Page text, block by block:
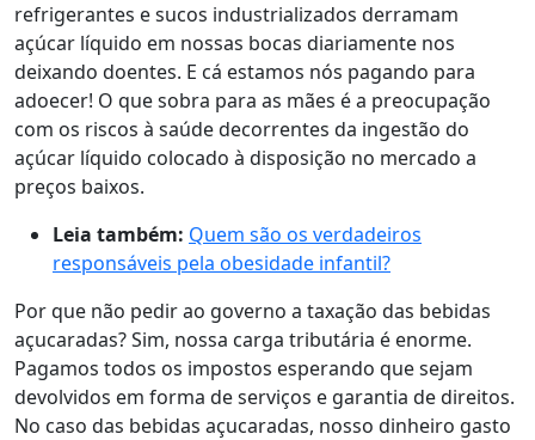
refrigerantes e sucos industrializados derramam
açúcar líquido em nossas bocas diariamente nos
deixando doentes. E cá estamos nós pagando para
adoecer! O que sobra para as mães é a preocupação
com os riscos à saúde decorrentes da ingestão do
açúcar líquido colocado à disposição no mercado a
preços baixos.
Leia também: Quem são os verdadeiros
responsáveis pela obesidade infantil?
Por que não pedir ao governo a taxação das bebidas
açucaradas? Sim, nossa carga tributária é enorme.
Pagamos todos os impostos esperando que sejam
devolvidos em forma de serviços e garantia de direitos.
No caso das bebidas açucaradas, nosso dinheiro gasto